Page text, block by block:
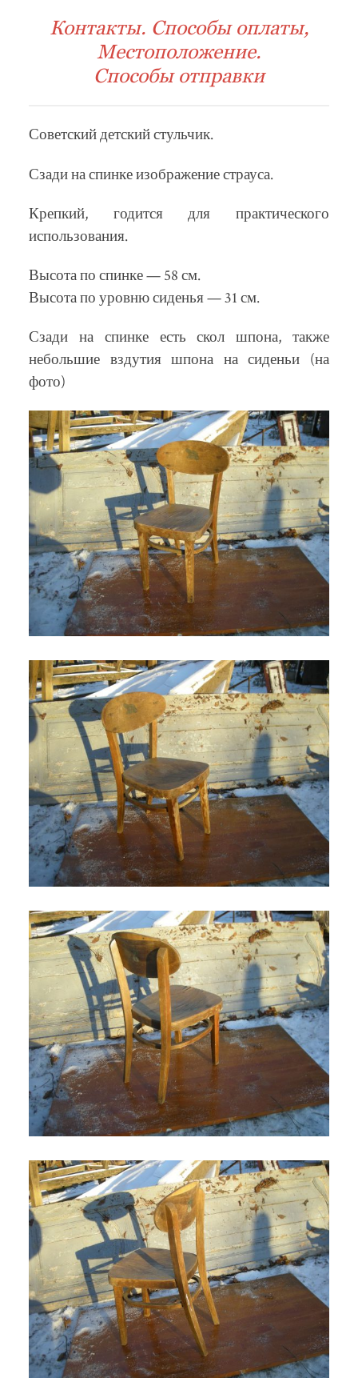
Контакты. Способы оплаты,
Местоположение.
Способы отправки
Советский детский стульчик.
Сзади на спинке изображение страуса.
Крепкий, годится для практического
использования.
Высота по спинке — 58 см.
Высота по уровню сиденья — 31 см.
Сзади на спинке есть скол шпона, также
небольшие вздутия шпона на сиденьи (на
фото)